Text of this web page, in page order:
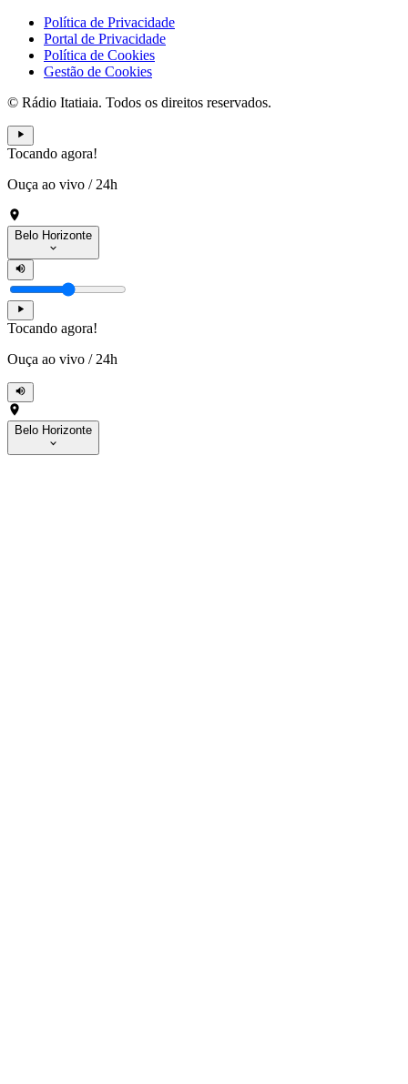
Política de Privacidade
Portal de Privacidade
Política de Cookies
Gestão de Cookies
© Rádio Itatiaia. Todos os direitos reservados.
Tocando agora!
Ouça ao vivo / 24h
Belo Horizonte
Tocando agora!
Ouça ao vivo / 24h
Belo Horizonte